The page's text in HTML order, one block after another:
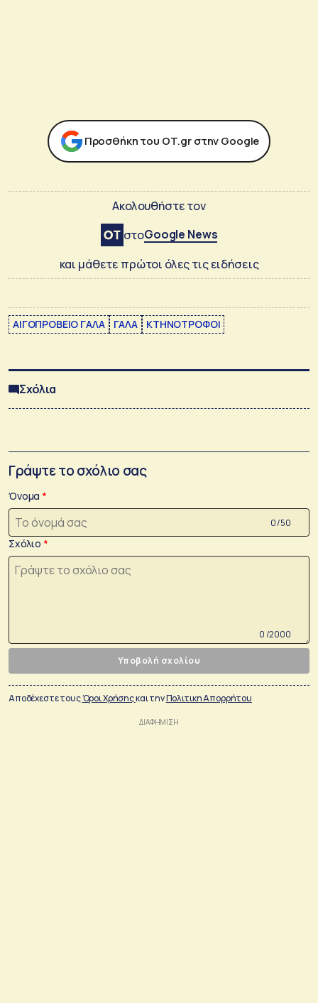
Προσθήκη του ΟΤ.gr στην Google
Ακολουθήστε τον
στοGoogle News
και μάθετε πρώτοι όλες τις ειδήσεις
ΑΙΓΟΠΡΟΒΕΙΟ ΓΑΛΑ ΓΑΛΑ ΚΤΗΝΟΤΡΟΦΟΙ
Σχόλια
Γράψτε το σχόλιο σας
Όνομα
0 /50
Σχόλιο
0 /2000
Υποβολή σχολίου
Αποδέχεστε τουςΌροι Χρήσηςκαι τηνΠολιτικη Απορρήτου